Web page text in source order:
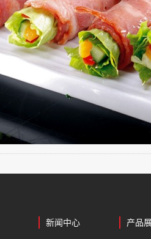
新闻中心 产品